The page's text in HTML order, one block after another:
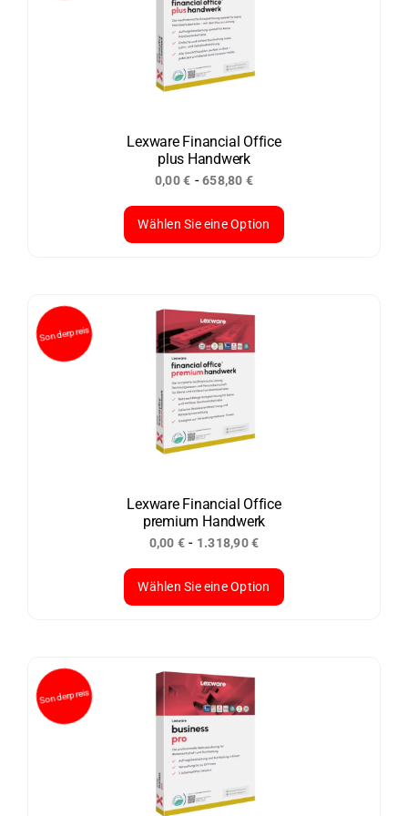
Optionen
können
der
Produktseite
gewählt
werden
Lexware Financial Office
plus Handwerk
0,00€ -658,80 €
Wählen Sie eine Option
mehrere
Varianten
Optionen
können
der
Produktseite
gewählt
werden
Lexware Financial Office
premium Handwerk
0,00 € - 1.318,90€
Wählen Sie eine Option
mehrere
Varianten
Optionen